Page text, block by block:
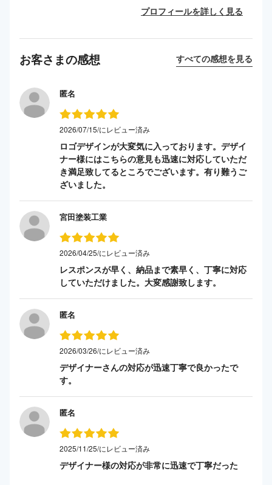
プロフィールを詳しく見る
お客さまの感想 すべての感想を見る
匿名
2026/07/15/にレビュー済み
ロゴデザインが大変気に入っております。デザイ
ナー様にはこちらの意見も迅速に対応していただ
き満足致してるところでございます。有り難うご
ざいました。
宮田塗装工業
2026/04/25/にレビュー済み
レスポンスが早く、納品まで素早く、丁寧に対応
していただけました。大変感謝致します。
匿名
2026/03/26/にレビュー済み
デザイナーさんの対応が迅速丁寧で良かったで
す。
匿名
2025/11/25/にレビュー済み
デザイナー様の対応が非常に迅速で丁寧だった